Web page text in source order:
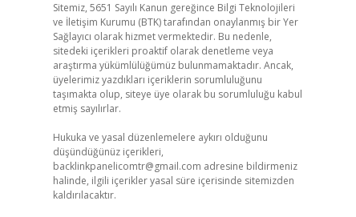
Sitemiz, 5651 Sayılı Kanun gereğince Bilgi Teknolojileri
ve İletişim Kurumu (BTK) tarafından onaylanmış bir Yer
Sağlayıcı olarak hizmet vermektedir. Bu nedenle,
sitedeki içerikleri proaktif olarak denetleme veya
araştırma yükümlülüğümüz bulunmamaktadır. Ancak,
üyelerimiz yazdıkları içeriklerin sorumluluğunu
taşımakta olup, siteye üye olarak bu sorumluluğu kabul
etmiş sayılırlar.
Hukuka ve yasal düzenlemelere aykırı olduğunu
düşündüğünüz içerikleri,
backlinkpanelicomtr@gmail.com adresine bildirmeniz
halinde, ilgili içerikler yasal süre içerisinde sitemizden
kaldırılacaktır.